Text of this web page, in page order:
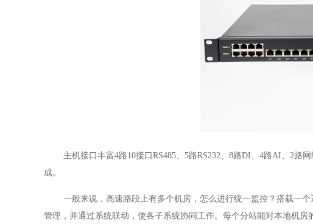
主机接口丰富4路10接口RS485、5路RS232、8路DI、4路AI、2路网
成。
一般来说，高速路段上有多个机房，怎么进行统一监控？搭载一
管理，并通过系统联动，使各子系统协同工作。每个分站能对本地机房